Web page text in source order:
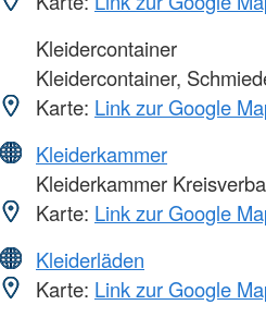
Kleidercontainer
Kleidercontainer,
Karte: Link zur Google
Kleiderkammer
Kleiderkammer
Karte: Link zur Google
Kleiderläden
Karte: Link zur Google